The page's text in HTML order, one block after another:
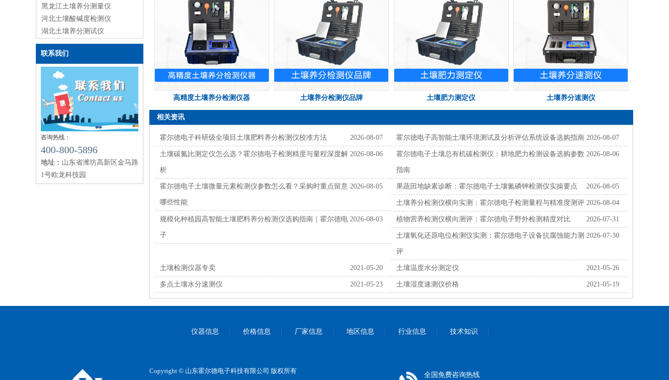
黑龙江土壤养分测量仪
河北土壤酸碱度检测仪
湖北土壤养分测试仪
联系我们
咨询热线：
400-800-5896
地址： 山东省潍坊高新区金马路
1号欧龙科技园
高精度土壤养分检测仪器 土壤养分检测仪品牌 土壤肥力测定仪 土壤养分速测仪
相关资讯
2026-08-07
霍尔德电子科研级全项目土壤肥料养分检测仪校准方法 2026-08-07
霍尔德电子高智能土壤环境测试及分析评估系统设备选购指南
2026-08-06
土壤碳氮比测定仪怎么选？霍尔德电子检测精度与量程深度解
析
2026-08-06
霍尔德电子土壤总有机碳检测仪：耕地肥力检测设备选购参数
指南
2026-08-05
霍尔德电子土壤微量元素检测仪参数怎么看？采购时重点留意
哪些性能
2026-08-05
果蔬田地缺素诊断：霍尔德电子土壤氮磷钾检测仪实操要点
2026-08-04
土壤养分检测仪横向实测：霍尔德电子检测量程与精准度测评
2026-08-03
规模化种植园高智能土壤肥料养分检测仪选购指南｜霍尔德电
子
2026-07-31
植物营养检测仪横向测评：霍尔德电子野外检测精度对比
2026-07-30
土壤氧化还原电位检测仪实测：霍尔德电子设备抗腐蚀能力测
评
2021-05-20
土壤检测仪器专卖 2021-05-26
土壤温度水分测定仪
2021-05-23
多点土壤水分速测仪 2021-05-19
土壤湿度速测仪价格
仪器信息 价格信息 厂家信息 地区信息 行业信息 技术知识
Copyright © 山东霍尔德电子科技有限公司 版权所有
全国免费咨询热线